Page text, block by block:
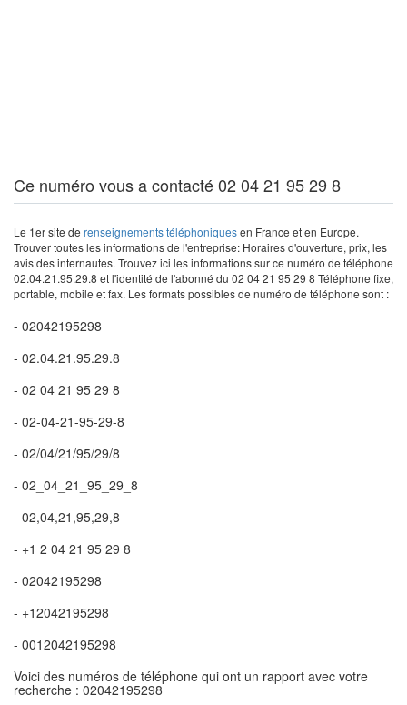
Ce numéro vous a contacté 02 04 21 95 29 8
Le 1er site de renseignements téléphoniquesen France et en Europe.
Trouver toutes les informations de l'entreprise: Horaires d'ouverture, prix, les
avis des internautes. Trouvez ici les informations sur ce numéro de téléphone
02.04.21.95.29.8 et l'identité de l'abonné du 02 04 21 95 29 8 Téléphone fixe,
portable, mobile et fax. Les formats possibles de numéro de téléphone sont :
- 02042195298
- 02.04.21.95.29.8
- 02 04 21 95 29 8
- 02-04-21-95-29-8
- 02/04/21/95/29/8
- 02_04_21_95_29_8
- 02,04,21,95,29,8
- +1 2 04 21 95 29 8
- 02042195298
- +12042195298
- 0012042195298
Voici des numéros de téléphone qui ont un rapport avec votre
recherche : 02042195298